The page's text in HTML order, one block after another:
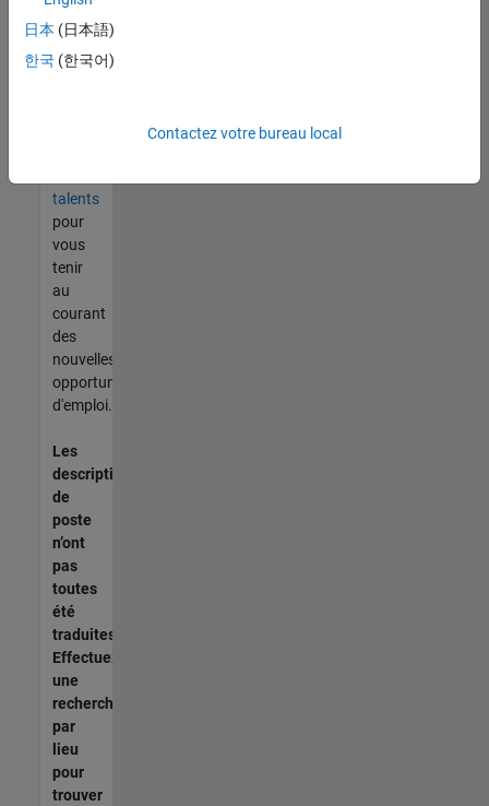
corresponde
à vos
talents
pour
vous
tenir
au
courant
des
nouvelles
opportunités
d'emploi.
Les
descriptions
de
poste
n’ont
pas
toutes
été
traduites.
Effectuez
une
recherche
par
lieu
pour
trouver
日本 (日本語)
한국 (한국어)
Contactez votre bureau local